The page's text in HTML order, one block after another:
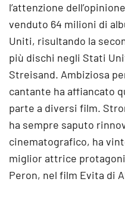
l’attenzione
venduto 64 milioni di
Uniti, risultando la
più dischi negli Stati
Streisand. Ambiziosa
cantante ha affiancato
parte a diversi film.
ha sempre saputo
cinematografico, ha
miglior attrice
Peron, nel film Evita di